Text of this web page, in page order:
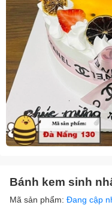
Bánh kem sinh
Mã sản phẩm: Đang cập